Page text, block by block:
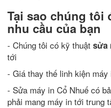
Tại sao chúng tôi
nhu cầu của bạn
- Chúng tôi có kỹ thuật sửa
tới
- Giá thay thế linh kiện
- Sửa máy in Cổ Nhuế có
phải mang máy in tới trung